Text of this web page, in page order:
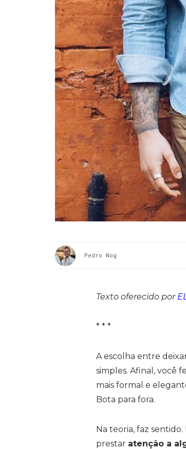
Pedro Nog
Texto oferecido por
* * *
A escolha entre
simples. Afinal, você
mais formal e
Bota para fora.
Na teoria, faz sentido.
prestar atenção a